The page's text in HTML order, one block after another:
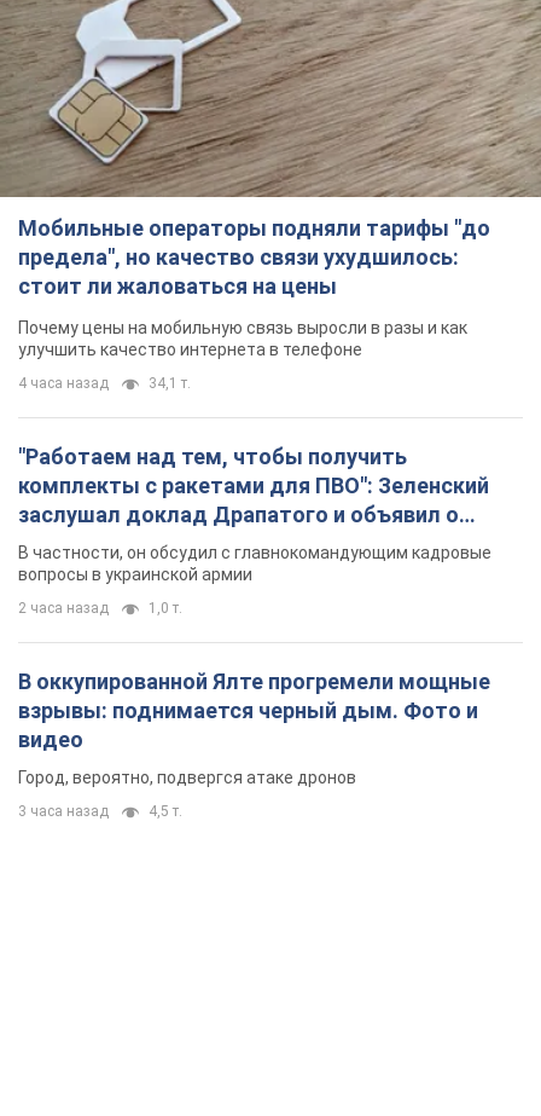
Мобильные операторы подняли тарифы "до
предела", но качество связи ухудшилось:
стоит ли жаловаться на цены
Почему цены на мобильную связь выросли в разы и как
улучшить качество интернета в телефоне
4 часа назад 34,1 т.
"Работаем над тем, чтобы получить
комплекты с ракетами для ПВО": Зеленский
заслушал доклад Драпатого и объявил о
новых мерах
В частности, он обсудил с главнокомандующим кадровые
вопросы в украинской армии
2 часа назад 1,0 т.
В оккупированной Ялте прогремели мощные
взрывы: поднимается черный дым. Фото и
видео
Город, вероятно, подвергся атаке дронов
3 часа назад 4,5 т.